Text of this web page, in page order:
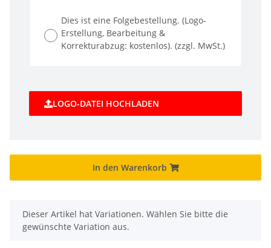
Dies ist eine Folgebestellung. (Logo-
Erstellung, Bearbeitung &
Korrekturabzug: kostenlos). (zzgl. MwSt.)
LOGO-DATEI HOCHLADEN
In den Warenkorb
x
Dieser Artikel hat Variationen. Wählen Sie bitte die
gewünschte Variation aus.